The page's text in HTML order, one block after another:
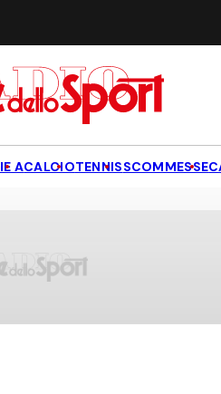
ACALCIOTENNISSCOMMESSE